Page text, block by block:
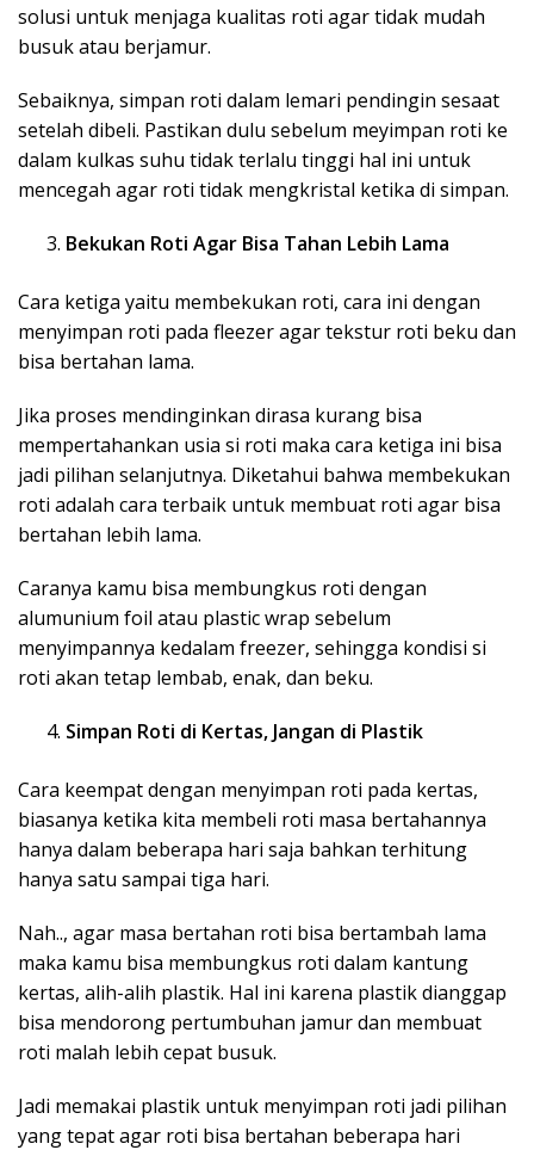
solusi untuk menjaga kualitas roti agar tidak mudah
busuk atau berjamur.
Sebaiknya, simpan roti dalam lemari pendingin sesaat
setelah dibeli. Pastikan dulu sebelum meyimpan roti ke
dalam kulkas suhu tidak terlalu tinggi hal ini untuk
mencegah agar roti tidak mengkristal ketika di simpan.
Bekukan Roti Agar Bisa Tahan Lebih Lama
Cara ketiga yaitu membekukan roti, cara ini dengan
menyimpan roti pada fleezer agar tekstur roti beku dan
bisa bertahan lama.
Jika proses mendinginkan dirasa kurang bisa
mempertahankan usia si roti maka cara ketiga ini bisa
jadi pilihan selanjutnya. Diketahui bahwa membekukan
roti adalah cara terbaik untuk membuat roti agar bisa
bertahan lebih lama.
Caranya kamu bisa membungkus roti dengan
alumunium foil atau plastic wrap sebelum
menyimpannya kedalam freezer, sehingga kondisi si
roti akan tetap lembab, enak, dan beku.
Simpan Roti di Kertas, Jangan di Plastik
Cara keempat dengan menyimpan roti pada kertas,
biasanya ketika kita membeli roti masa bertahannya
hanya dalam beberapa hari saja bahkan terhitung
hanya satu sampai tiga hari.
Nah.., agar masa bertahan roti bisa bertambah lama
maka kamu bisa membungkus roti dalam kantung
kertas, alih-alih plastik. Hal ini karena plastik dianggap
bisa mendorong pertumbuhan jamur dan membuat
roti malah lebih cepat busuk.
Jadi memakai plastik untuk menyimpan roti jadi pilihan
yang tepat agar roti bisa bertahan beberapa hari